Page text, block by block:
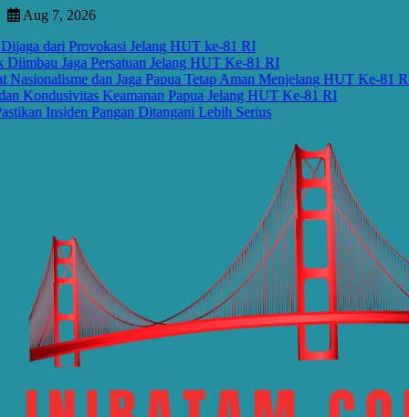
Skip
content
Aug 7, 2026
Provokasi Jelang HUT ke-81 RI
Jaga Persatuan Jelang HUT Ke-81 RI
dan Jaga Papua Tetap Aman Menjelang HUT Ke-81 RI
Keamanan Papua Jelang HUT Ke-81 RI
Pangan Ditangani Lebih Serius